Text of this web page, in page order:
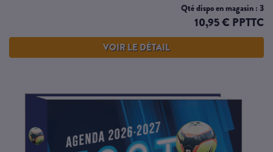
Qté dispo en magasin : 3
10,95 € PPTTC
VOIR LE DÉTAIL